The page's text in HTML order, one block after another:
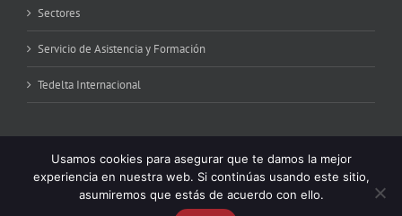
Sectores
Servicio de Asistencia y Formación
Tedelta Internacional
Copyright 2024 © Tedelta | All Rights Reserved | Powered by
Usamos cookies para asegurar que te damos la mejor
experiencia en nuestra web. Si continúas usando este sitio,
asumiremos que estás de acuerdo con ello.